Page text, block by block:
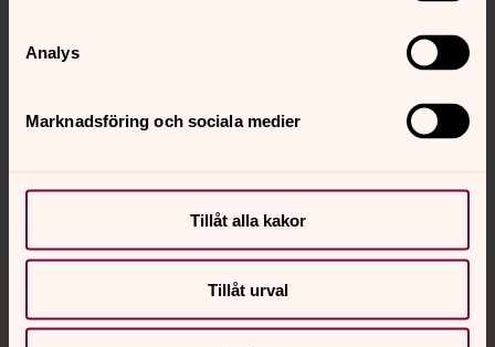
Analys
Marknadsföring och sociala medier
Tillåt alla kakor
Tillåt urval
Hitta snabbt
Sociala kanaler
Jourhavande präst